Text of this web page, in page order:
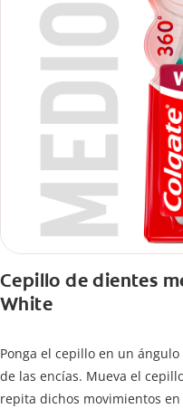
Cepillo de dientes
White
Ponga el cepillo en un
de las encías. Mueva el
repita dichos movimientos